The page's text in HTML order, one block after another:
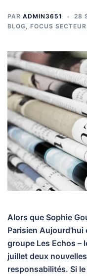
PAR ADMIN3651
28
BLOG, FOCUS SECTEUR
Alors que Sophie
Parisien
groupe Les Echos –
juillet deux
responsabilités. Si